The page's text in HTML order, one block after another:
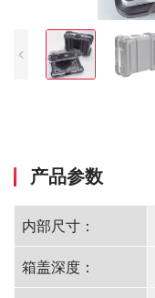
产品参数
内部尺寸：
箱盖深度：